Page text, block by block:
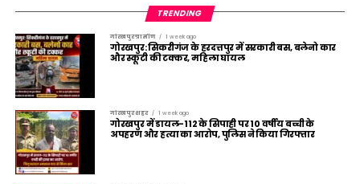
TRENDING
गोरखपुर ग्रामीण 1 week ago
गोरखपुर: सिकरीगंज के हरदत्तपुर में सरकारी बस, बलेनो कार
और स्कूटी की टक्कर, महिला घायल
गोरखपुर शहर 1 week ago
गोरखपुर में डायल-112 के सिपाही पर 10 वर्षीय बच्ची के
अपहरण और हत्या का आरोप, पुलिस ने किया गिरफ्तार